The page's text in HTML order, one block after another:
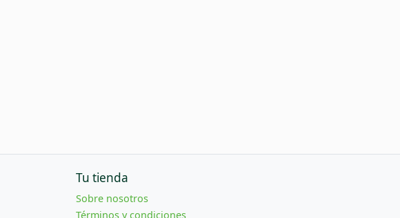
Tu tienda
Sobre nosotros
Términos y condiciones